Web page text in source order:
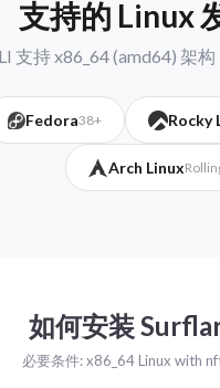
支持的 Linux
支持 x86_64 (amd64) 架构
Fedora38+ Rocky
Arch Linux
如何安装
必要条件: x86_64 Linux with